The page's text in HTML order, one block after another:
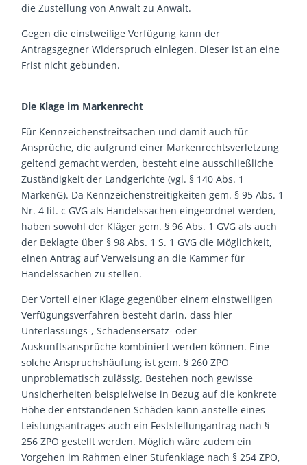
die Zustellung von Anwalt zu Anwalt.
Gegen die einstweilige Verfügung kann der
Antragsgegner Widerspruch einlegen. Dieser ist an eine
Frist nicht gebunden.
Die Klage im Markenrecht
Für Kennzeichenstreitsachen und damit auch für
Ansprüche, die aufgrund einer Markenrechtsverletzung
geltend gemacht werden, besteht eine ausschließliche
Zuständigkeit der Landgerichte (vgl. § 140 Abs. 1
MarkenG). Da Kennzeichenstreitigkeiten gem. § 95 Abs. 1
Nr. 4 lit. c GVG als Handelssachen eingeordnet werden,
haben sowohl der Kläger gem. § 96 Abs. 1 GVG als auch
der Beklagte über § 98 Abs. 1 S. 1 GVG die Möglichkeit,
einen Antrag auf Verweisung an die Kammer für
Handelssachen zu stellen.
Der Vorteil einer Klage gegenüber einem einstweiligen
Verfügungsverfahren besteht darin, dass hier
Unterlassungs-, Schadensersatz- oder
Auskunftsansprüche kombiniert werden können. Eine
solche Anspruchshäufung ist gem. § 260 ZPO
unproblematisch zulässig. Bestehen noch gewisse
Unsicherheiten beispielweise in Bezug auf die konkrete
Höhe der entstandenen Schäden kann anstelle eines
Leistungsantrages auch ein Feststellungantrag nach §
256 ZPO gestellt werden. Möglich wäre zudem ein
Vorgehen im Rahmen einer Stufenklage nach § 254 ZPO,